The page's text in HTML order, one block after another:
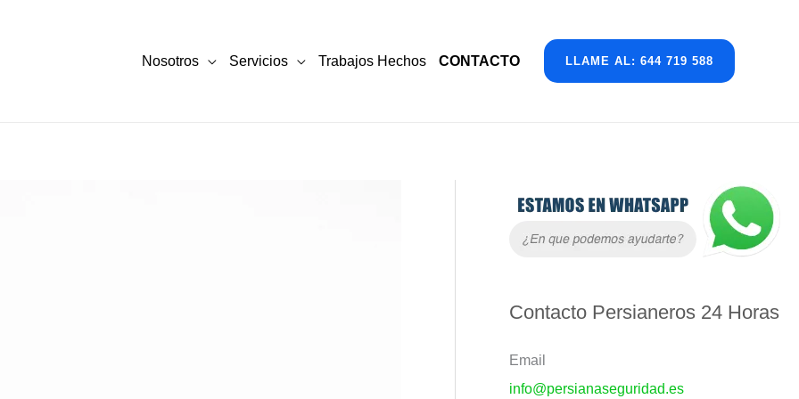
Nosotros Servicios Trabajos Hechos CONTACTO LLAME AL: 644 719 588
Contacto Persianeros 24 Horas
Email
info@persianaseguridad.es
i
o
s